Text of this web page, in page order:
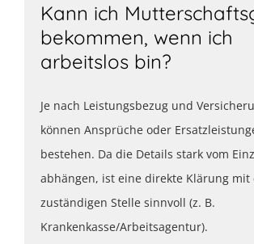
Kann ich
bekommen, wenn ich
arbeitslos bin?
Je nach Leistungsbezug und
können Ansprüche oder
bestehen. Da die Details stark vom
abhängen, ist eine direkte Klärung mit
zuständigen Stelle sinnvoll (z. B.
Krankenkasse/Arbeitsagentur).